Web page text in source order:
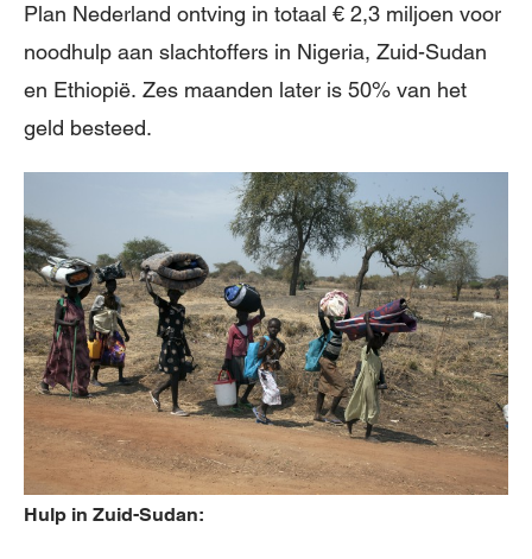
Plan Nederland ontving in totaal € 2,3 miljoen voor
noodhulp aan slachtoffers in Nigeria, Zuid-Sudan
en Ethiopië. Zes maanden later is 50% van het
geld besteed.
Hulp in Zuid-Sudan: